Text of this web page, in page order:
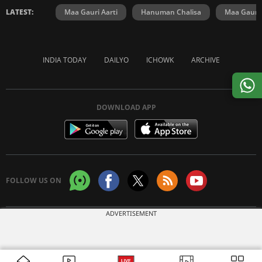
LATEST: Maa Gauri Aarti Hanuman Chalisa Maa Gauri
INDIA TODAY DAILYO ICHOWK ARCHIVE
DOWNLOAD APP
FOLLOW US ON
ADVERTISEMENT